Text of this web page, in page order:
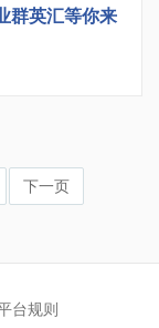
群英汇等你来
下一页
台规则